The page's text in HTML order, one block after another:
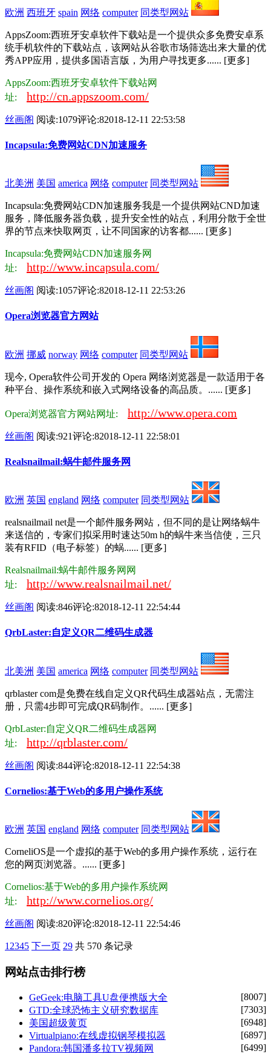
欧洲 西班牙 spain 网络 computer 同类型网站
AppsZoom:西班牙安卓软件下载站是一个提供众多免费安卓系
统手机软件的下载站点，该网站从谷歌市场筛选出来大量的优
秀APP应用，提供多国语言版，为用户寻找更多...... [更多]
AppsZoom:西班牙安卓软件下载站网
址: http://cn.appszoom.com/
丝画阁 阅读:1079评论:82018-12-11 22:53:58
Incapsula:免费网站CDN加速服务
北美洲 美国 america 网络 computer 同类型网站
Incapsula:免费网站CDN加速服务我是一个提供网站CND加速
服务，降低服务器负载，提升安全性的站点，利用分散于全世
界的节点来快取网页，让不同国家的访客都...... [更多]
Incapsula:免费网站CDN加速服务网
址: http://www.incapsula.com/
丝画阁 阅读:1057评论:82018-12-11 22:53:26
Opera浏览器官方网站
欧洲 挪威 norway 网络 computer 同类型网站
现今, Opera软件公司开发的 Opera 网络浏览器是一款适用于各
种平台、操作系统和嵌入式网络设备的高品质。...... [更多]
Opera浏览器官方网站网址: http://www.opera.com
丝画阁 阅读:921评论:82018-12-11 22:58:01
Realsnailmail:蜗牛邮件服务网
欧洲 英国 england 网络 computer 同类型网站
realsnailmail net是一个邮件服务网站，但不同的是让网络蜗牛
来送信的，专家们拟采用时速达50m h的蜗牛来当信使，三只
装有RFID（电子标签）的蜗...... [更多]
Realsnailmail:蜗牛邮件服务网网
址: http://www.realsnailmail.net/
丝画阁 阅读:846评论:82018-12-11 22:54:44
QrbLaster:自定义QR二维码生成器
北美洲 美国 america 网络 computer 同类型网站
qrblaster com是免费在线自定义QR代码生成器站点，无需注
册，只需4步即可完成QR码制作。...... [更多]
QrbLaster:自定义QR二维码生成器网
址: http://qrblaster.com/
丝画阁 阅读:844评论:82018-12-11 22:54:38
Cornelios:基于Web的多用户操作系统
欧洲 英国 england 网络 computer 同类型网站
CorneliOS是一个虚拟的基于Web的多用户操作系统，运行在
您的网页浏览器。...... [更多]
Cornelios:基于Web的多用户操作系统网
址: http://www.cornelios.org/
丝画阁 阅读:820评论:82018-12-11 22:54:46
1 2345 下一页 29 共 570 条记录
网站点击排行榜
GeGeek:电脑工具U盘便携版大全
[8007]
GTD:全球恐怖主义研究数据库
[7303]
美国超级黄页
[6948]
Virtualpiano:在线虚拟钢琴模拟器
[6897]
Pandora:韩国潘多拉TV视频网
[6499]